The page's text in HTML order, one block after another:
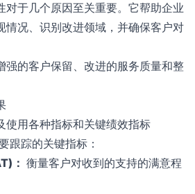
对于几个原因至关重要。它帮助企业
情况、识别改进领域，并确保客户对
强的客户保留、改进的服务质量和整
使用各种指标和关键绩效指标
跟踪的关键指标：
： 衡量客户对收到的支持的满意程